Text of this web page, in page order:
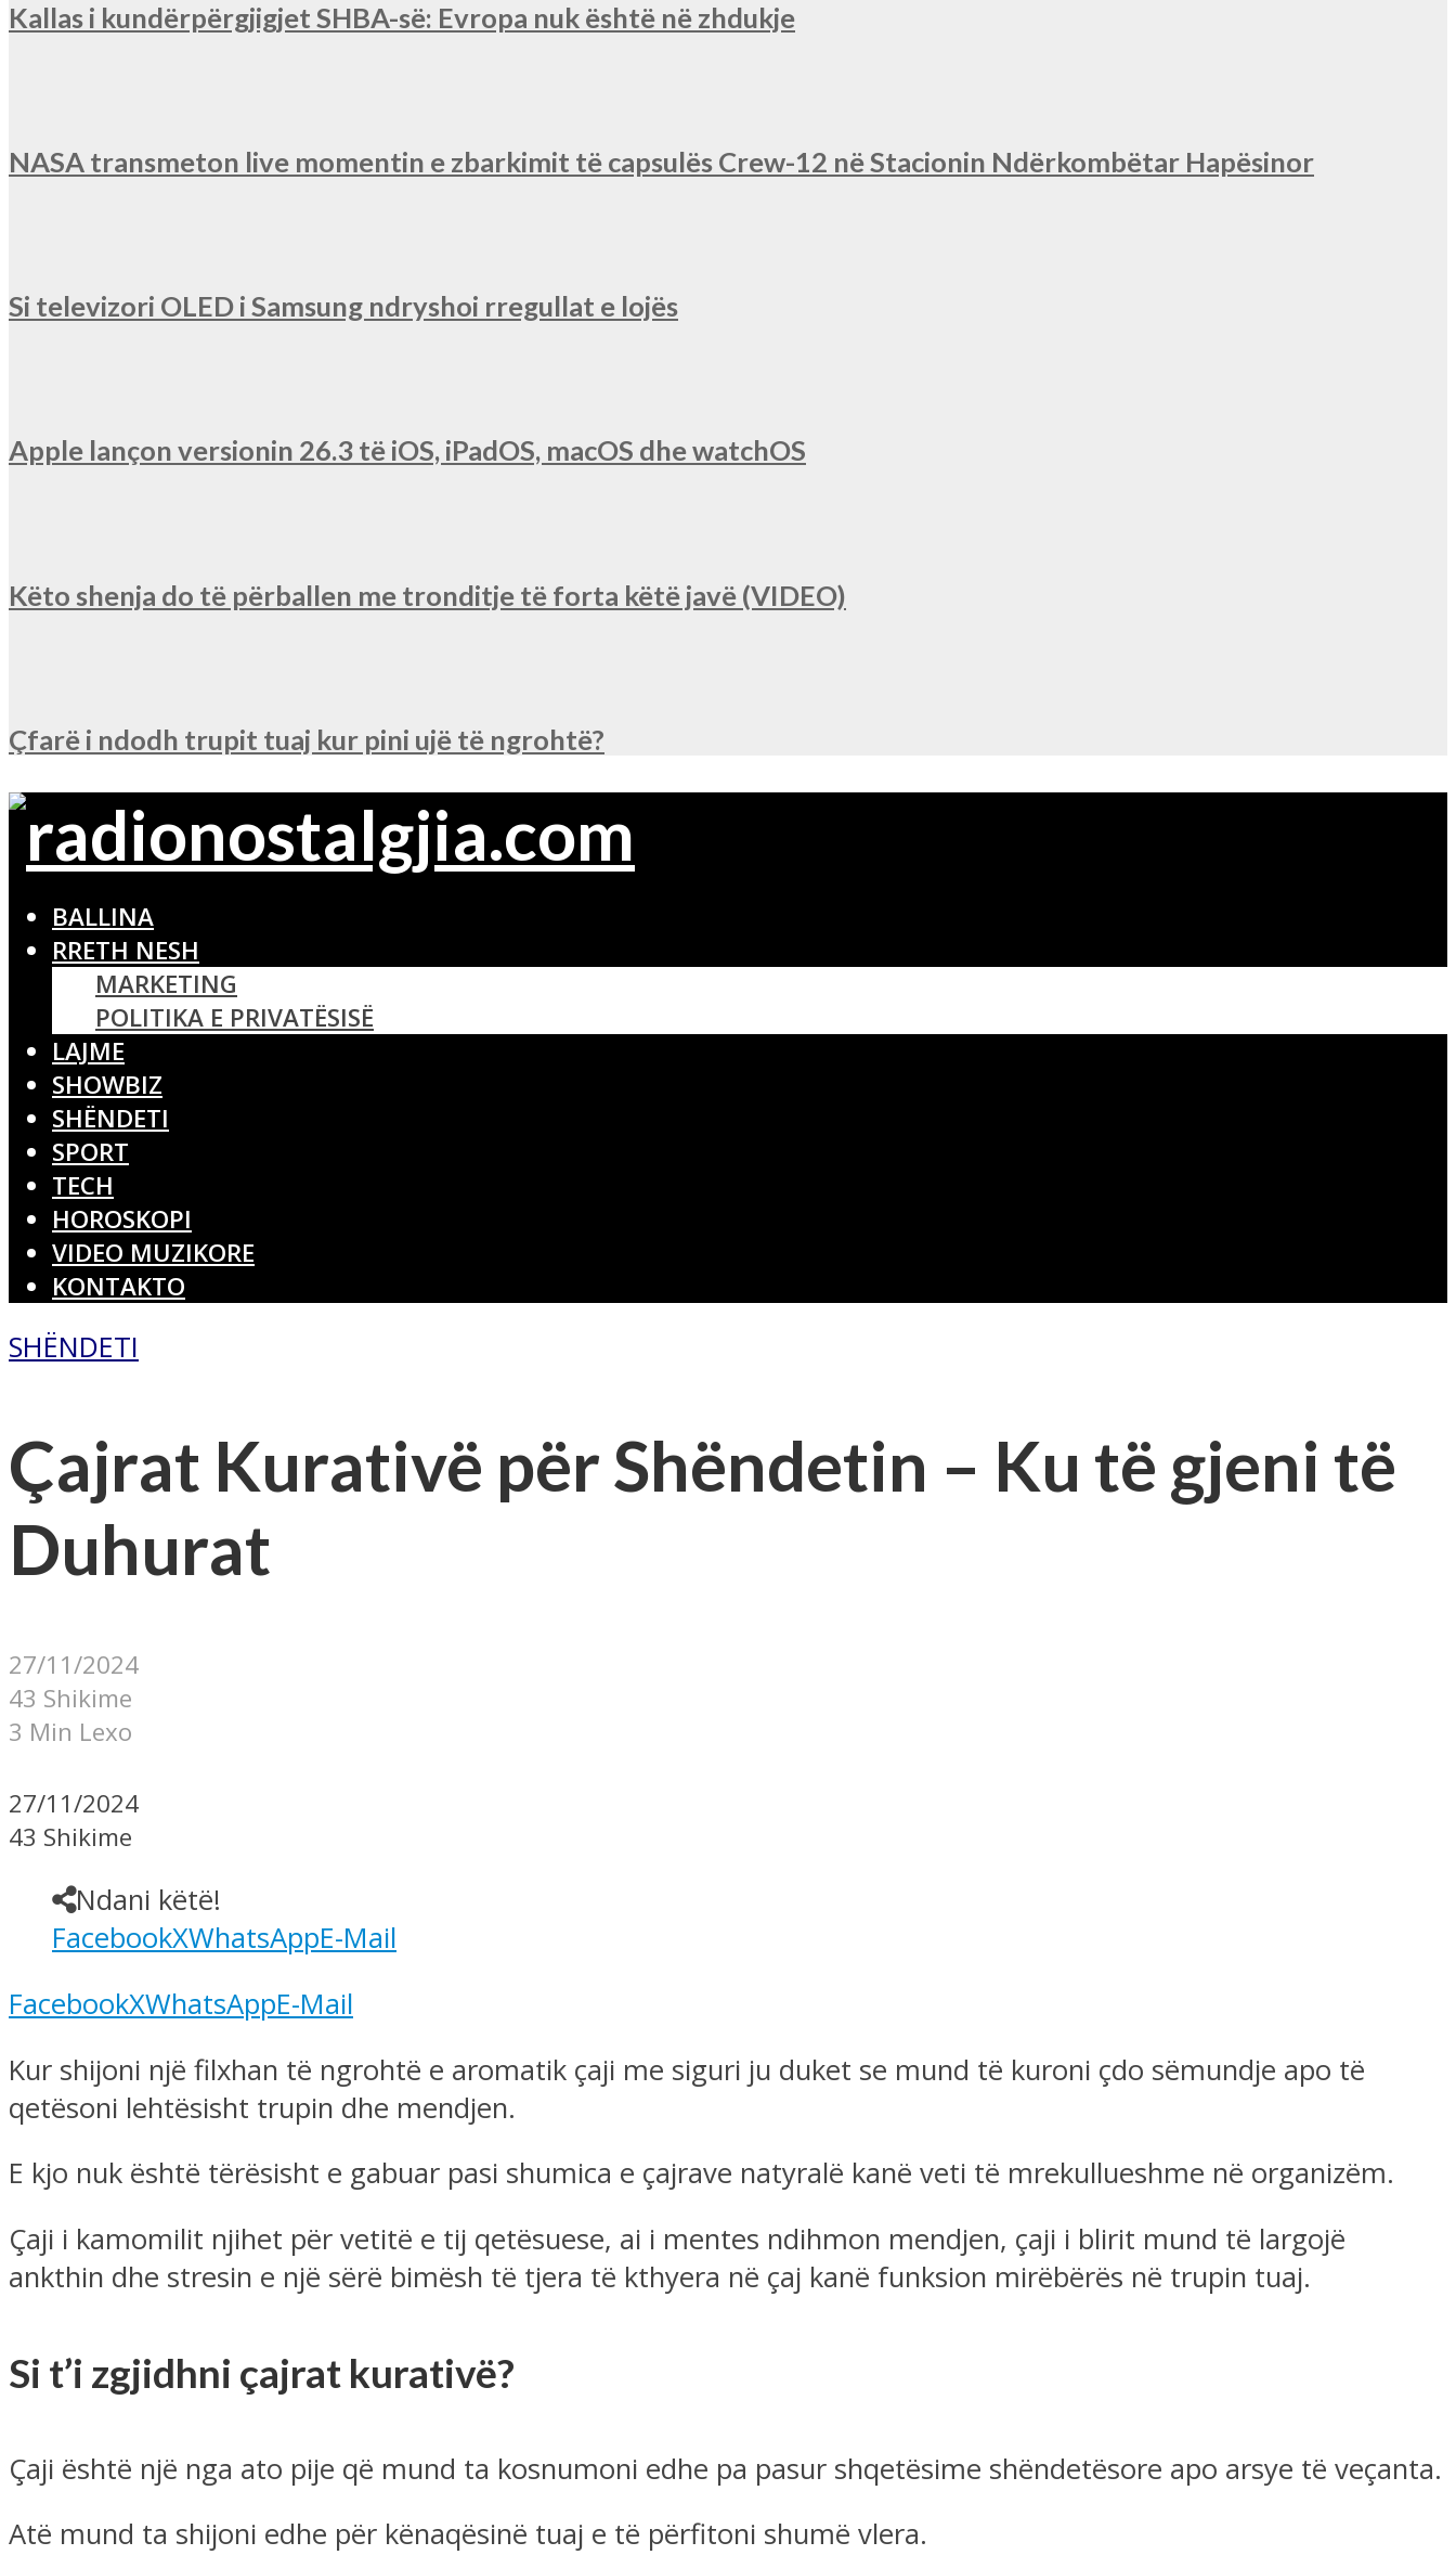
Kallas i kundërpërgjigjet SHBA-së: Evropa nuk është në zhdukje
NASA transmeton live momentin e zbarkimit të capsulës Crew-12 në Stacionin Ndërkombëtar Hapësinor
Si televizori OLED i Samsung ndryshoi rregullat e lojës
Apple lançon versionin 26.3 të iOS, iPadOS, macOS dhe watchOS
Këto shenja do të përballen me tronditje të forta këtë javë (VIDEO)
Çfarë i ndodh trupit tuaj kur pini ujë të ngrohtë?
BALLINA
RRETH NESH
MARKETING
POLITIKA E PRIVATËSISË
LAJME
SHOWBIZ
SHËNDETI
SPORT
TECH
HOROSKOPI
VIDEO MUZIKORE
KONTAKTO
SHËNDETI
Çajrat Kurativë për Shëndetin – Ku të gjeni të
Duhurat
27/11/2024
43 Shikime
3 Min Lexo
27/11/2024
43 Shikime
Ndani këtë!
FacebookXWhatsAppE-Mail
FacebookXWhatsAppE-Mail
Kur shijoni një filxhan të ngrohtë e aromatik çaji me siguri ju duket se mund të kuroni çdo sëmundje apo të
qetësoni lehtësisht trupin dhe mendjen.
E kjo nuk është tërësisht e gabuar pasi shumica e çajrave natyralë kanë veti të mrekullueshme në organizëm.
Çaji i kamomilit njihet për vetitë e tij qetësuese, ai i mentes ndihmon mendjen, çaji i blirit mund të largojë
ankthin dhe stresin e një sërë bimësh të tjera të kthyera në çaj kanë funksion mirëbërës në trupin tuaj.
Si t’i zgjidhni çajrat kurativë?
Çaji është një nga ato pije që mund ta kosnumoni edhe pa pasur shqetësime shëndetësore apo arsye të veçanta.
Atë mund ta shijoni edhe për kënaqësinë tuaj e të përfitoni shumë vlera.